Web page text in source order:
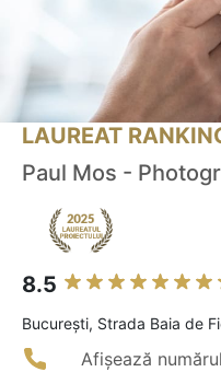
LAUREAT
Paul Mos -
8.5
Bucureşti, Strada Baia de
Afișează